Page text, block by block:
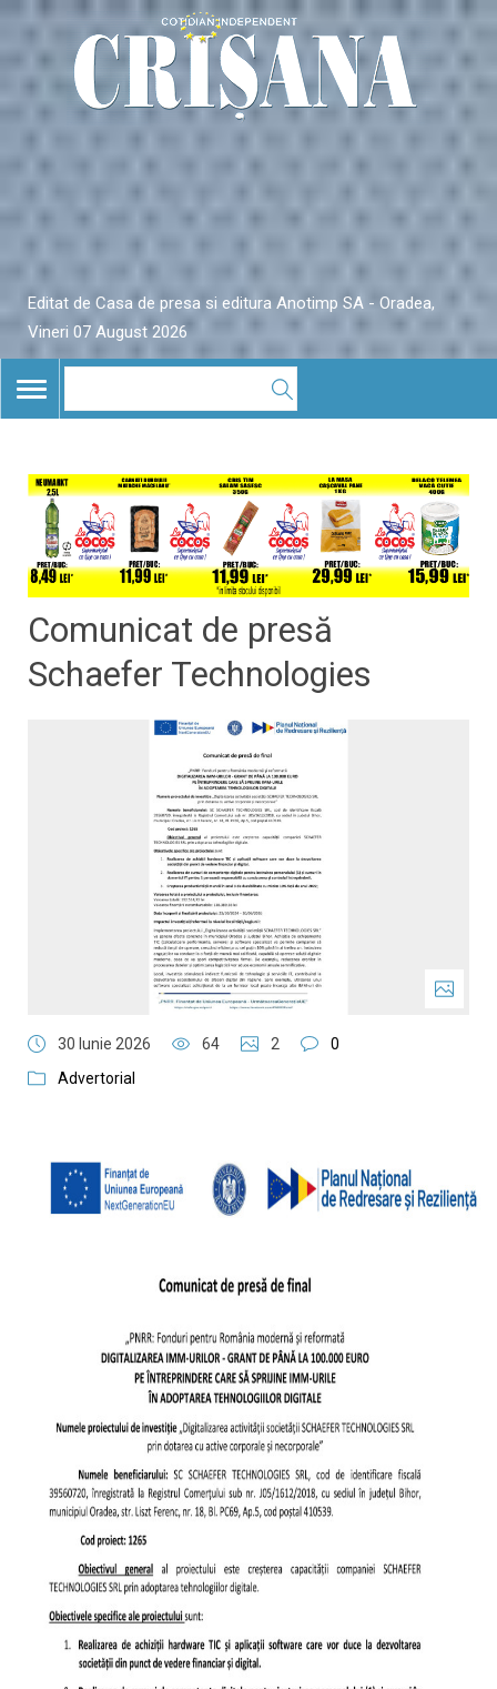
Editat de Casa de presa si editura Anotimp SA - Oradea,
Vineri 07 August 2026
TOGGLE
NAVIGATION
Comunicat de presă
Schaefer Technologies
30 Iunie 2026 64 2
0
Advertorial